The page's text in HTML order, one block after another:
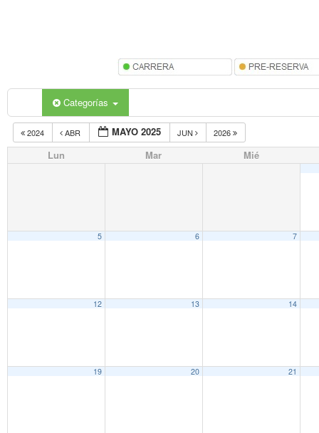
Categorías
2024 ABR MAYO 2025 JUN 2026
Lun Mar Mié
5 6 7
12 13 14
19 20 21